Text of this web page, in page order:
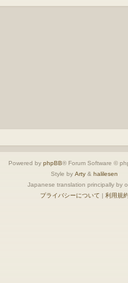
Powered by phpBB® Forum Software ©
Style by Arty & halilesen
Japanese translation principally by
プライバシーについて | 利用規